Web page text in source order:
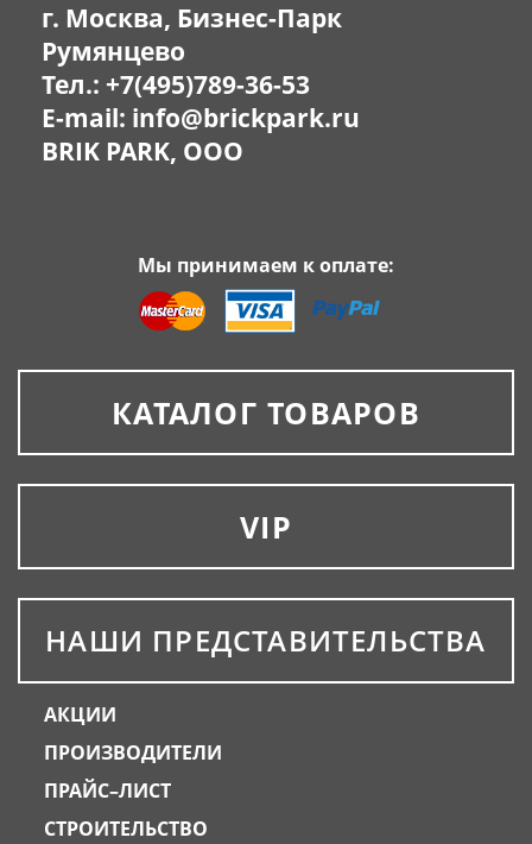
г. Москва, Бизнес-Парк
Румянцево
Тел.: +7(495)789-36-53
E-mail: info@brickpark.ru
BRIK PARK, OOO
Мы принимаем к оплате:
КАТАЛОГ ТОВАРОВ
VIP
НАШИ ПРЕДСТАВИТЕЛЬСТВА
АКЦИИ
ПРОИЗВОДИТЕЛИ
ПРАЙС–ЛИСТ
СТРОИТЕЛЬСТВО